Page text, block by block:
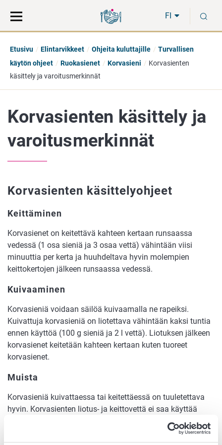
suoraan
sisältöön
koko
sivuston
FI
Etusivu Elintarvikkeet Ohjeita kuluttajille
Turvallisen
käytön ohjeet
Ruokasienet Korvasieni
Korvasienten
käsittely ja varoitusmerkinnät
Korvasienten käsittely ja
varoitusmerkinnät
Korvasienten käsittelyohjeet
Keittäminen
Korvasienet on keitettävä kahteen kertaan runsaassa
vedessä (1 osa sieniä ja 3 osaa vettä) vähintään viisi
minuuttia per kerta ja huuhdeltava hyvin molempien
keittokertojen jälkeen runsaassa vedessä.
Kuivaaminen
Korvasieniä voidaan säilöä kuivaamalla ne rapeiksi.
Kuivattuja korvasieniä on liotettava vähintään kaksi tuntia
ennen käyttöä (100 g sieniä ja 2 l vettä). Liotuksen jälkeen
korvasienet keitetään kahteen kertaan kuten tuoreet
korvasienet.
Muista
Korvasieniä kuivattaessa tai keitettäessä on tuuletettava
hyvin. Korvasienten liotus- ja keittovettä ei saa käyttää
Korvasienten myyntipisteessä oltava esillä